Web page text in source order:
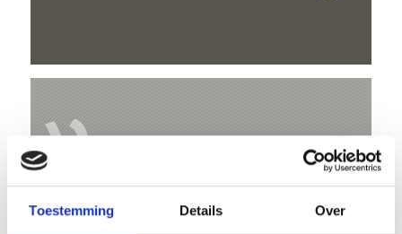
Toestemming Details Over
V
Gasthof Haideralm